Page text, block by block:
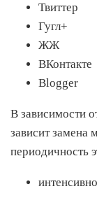
Твиттер
Гугл+
ЖЖ
ВКонтакте
Blogger
В зависимости
зависит замена
периодичность